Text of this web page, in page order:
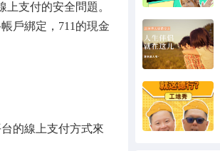
支付的安全問題。
戶綁定，711的現金
的線上支付方式來